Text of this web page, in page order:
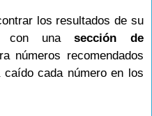
los resultados de su
con unasección de
números recomendados
cada número en los